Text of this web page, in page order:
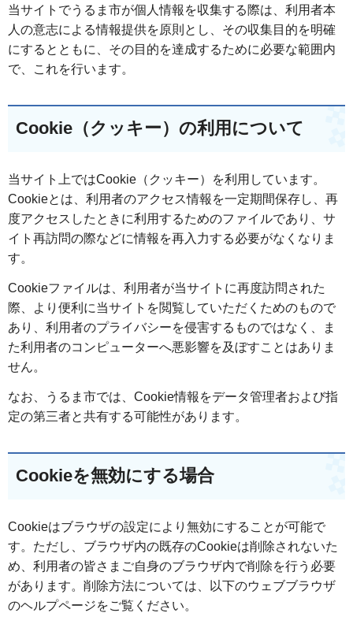
当サイトでうるま市が個人情報を収集する際は、利用者本
人の意志による情報提供を原則とし、その収集目的を明確
にするとともに、その目的を達成するために必要な範囲内
で、これを行います。
Cookie（クッキー）の利用について
当サイト上ではCookie（クッキー）を利用しています。
Cookieとは、利用者のアクセス情報を一定期間保存し、再
度アクセスしたときに利用するためのファイルであり、サ
イト再訪問の際などに情報を再入力する必要がなくなりま
す。
Cookieファイルは、利用者が当サイトに再度訪問された
際、より便利に当サイトを閲覧していただくためのもので
あり、利用者のプライバシーを侵害するものではなく、ま
た利用者のコンピューターへ悪影響を及ぼすことはありま
せん。
なお、うるま市では、Cookie情報をデータ管理者および指
定の第三者と共有する可能性があります。
Cookieを無効にする場合
Cookieはブラウザの設定により無効にすることが可能で
す。ただし、ブラウザ内の既存のCookieは削除されないた
め、利用者の皆さまご自身のブラウザ内で削除を行う必要
があります。削除方法については、以下のウェブブラウザ
のヘルプページをご覧ください。